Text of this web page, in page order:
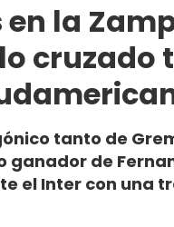
en la
cruzado
tanto de
ganador de
el Inter con una